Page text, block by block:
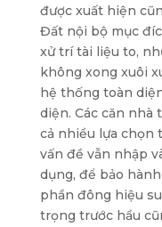
được xuất hiện
Đất nội bộ mục
xử trí tài liệu to,
không xong xuôi
hệ thống toàn
diện. Các căn nhà
cả nhiều lựa chọn
vấn đề vẫn nhập
dụng, để bảo
phần đông hiệu
trọng trước hầu